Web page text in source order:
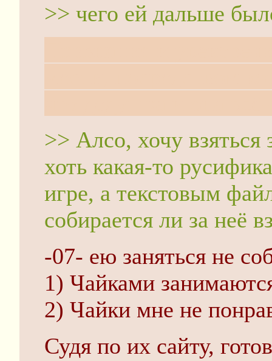
>> чего ей дальше
>> Алсо, хочу
хоть какая-то
игре, а текстовым
собирается ли за неё
-07- ею заняться не
1) Чайками
2) Чайки мне не
Судя по их сайту,